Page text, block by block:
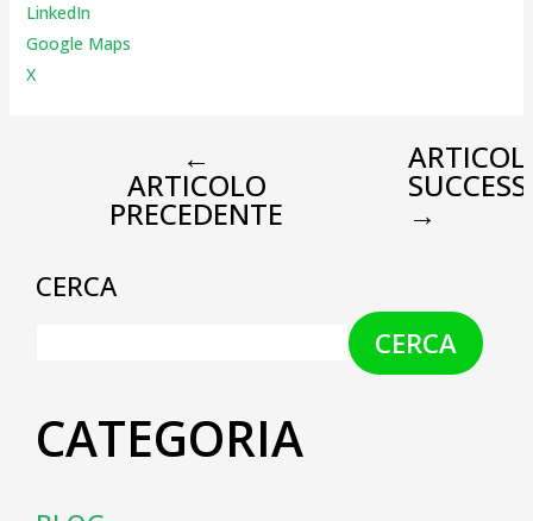
LinkedIn
Google Maps
X
←
ARTICOLO
PRECEDENTE →
CERCA
CERCA
CATEGORIA